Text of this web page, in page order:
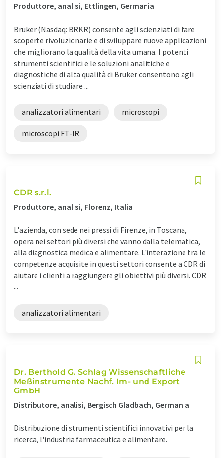
Produttore, analisi, Ettlingen, Germania
Bruker (Nasdaq: BRKR) consente agli scienziati di fare
scoperte rivoluzionarie e di sviluppare nuove applicazioni
che migliorano la qualità della vita umana. I potenti
strumenti scientifici e le soluzioni analitiche e
diagnostiche di alta qualità di Bruker consentono agli
scienziati di studiare ...
analizzatori alimentari microscopi
microscopi FT-IR
CDR s.r.l.
Produttore, analisi, Florenz, Italia
L'azienda, con sede nei pressi di Firenze, in Toscana,
opera nei settori più diversi che vanno dalla telematica,
alla diagnostica medica e alimentare. L'interazione tra le
competenze acquisite in questi settori consente a CDR di
aiutare i clienti a raggiungere gli obiettivi più diversi. CDR
...
analizzatori alimentari
Dr. Berthold G. Schlag Wissenschaftliche
Meßinstrumente Nachf. Im- und Export
GmbH
Distributore, analisi, Bergisch Gladbach, Germania
Distribuzione di strumenti scientifici innovativi per la
ricerca, l'industria farmaceutica e alimentare.